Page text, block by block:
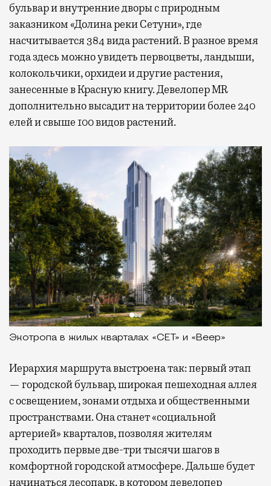
бульвар и внутренние дворы с природным
заказником «Долина реки Сетуни», где
насчитывается 384 вида растений. В разное время
года здесь можно увидеть первоцветы, ландыши,
колокольчики, орхидеи и другие растения,
занесенные в Красную книгу. Девелопер MR
дополнительно высадит на территории более 240
елей и свыше 100 видов растений.
Экотропа в жилых кварталах «СЕТ» и «Веер»
Иерархия маршрута выстроена так: первый этап
— городской бульвар, широкая пешеходная аллея
с освещением, зонами отдыха и общественными
пространствами. Она станет «социальной
артерией» кварталов, позволяя жителям
проходить первые две-три тысячи шагов в
комфортной городской атмосфере. Дальше будет
начинаться лесопарк, в котором девелопер